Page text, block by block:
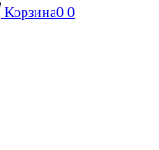
Корзина0 0